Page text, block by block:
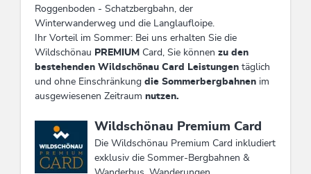
Roggenboden - Schatzbergbahn, der
Winterwanderweg und die Langlaufloipe.
Ihr Vorteil im Sommer: Bei uns erhalten Sie die
Wildschönau PREMIUM Card, Sie können zu den
bestehenden Wildschönau Card
Leistungen täglich
und ohne Einschränkung die Sommerbergbahnen im
ausgewiesenen Zeitraum nutzen.
Diese Unterkunft ist Mitglied von
Wildschönau Premium Card
Die Wildschönau Premium Card inkludiert
exklusiv die Sommer-Bergbahnen &